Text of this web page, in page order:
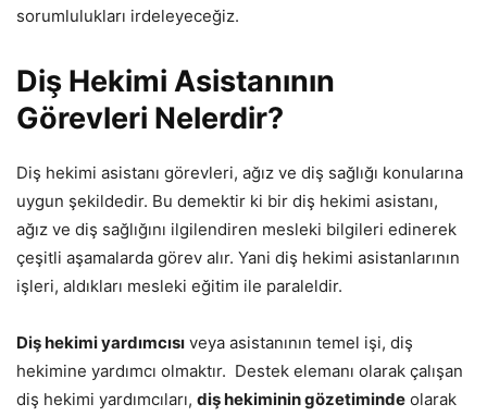
sorumlulukları irdeleyeceğiz.
Diş Hekimi Asistanının
Görevleri Nelerdir?
Diş hekimi asistanı görevleri, ağız ve diş sağlığı konularına
uygun şekildedir. Bu demektir ki bir diş hekimi asistanı,
ağız ve diş sağlığını ilgilendiren mesleki bilgileri edinerek
çeşitli aşamalarda görev alır. Yani diş hekimi asistanlarının
işleri, aldıkları mesleki eğitim ile paraleldir.
Diş hekimi yardımcısı veya asistanının temel işi, diş
hekimine yardımcı olmaktır. Destek elemanı olarak çalışan
diş hekimi yardımcıları, diş hekiminin gözetiminde olarak